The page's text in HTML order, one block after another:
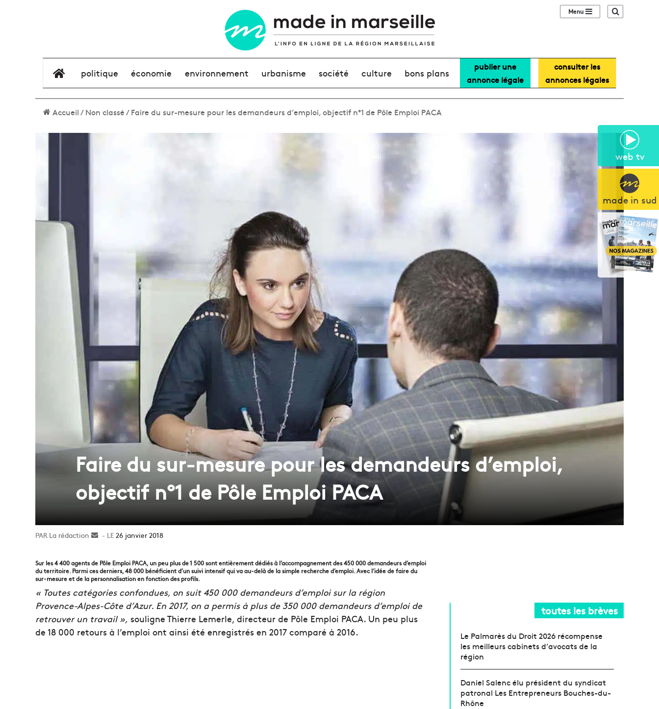
web tv
made in sud
Sidebar (barre
élément de menu
politique économie environnement urbanisme société culture bons plans
publier une
annonce légale
consulter les
annonces légales
Accueil/Non classé/Faire du sur-mesure pour les demandeurs d’emploi, objectif n°1 de Pôle Emploi PACA
Faire du sur-mesure pour les demandeurs d’emploi,
objectif n°1 de Pôle Emploi PACA
La rédaction
Envoyer26 janvier 2018
Sur les 4 400 agents de Pôle Emploi PACA, un peu plus de 1 500 sont entièrement dédiés à l’accompagnement des 450 000 demandeurs d’emploi
du territoire. Parmi ces derniers, 48 000 bénéficient d’un suivi intensif qui va au-delà de la simple recherche d’emploi. Avec l’idée de faire du
sur-mesure et de la personnalisation en fonction des profils.
« Toutes catégories confondues, on suit 450 000 demandeurs d’emploi sur la région
Provence-Alpes-Côte d’Azur. En 2017, on a permis à plus de 350 000 demandeurs d’emploi de
retrouver un travail », souligne Thierre Lemerle, directeur de Pôle Emploi PACA. Un peu plus
de 18 000 retours à l’emploi ont ainsi été enregistrés en 2017 comparé à 2016.
toutes les brèves
Le Palmarès du Droit 2026 récompense
les meilleurs cabinets d’avocats de la
région
Daniel Salenc élu président du syndicat
patronal Les Entrepreneurs Bouches-du-
Rhône